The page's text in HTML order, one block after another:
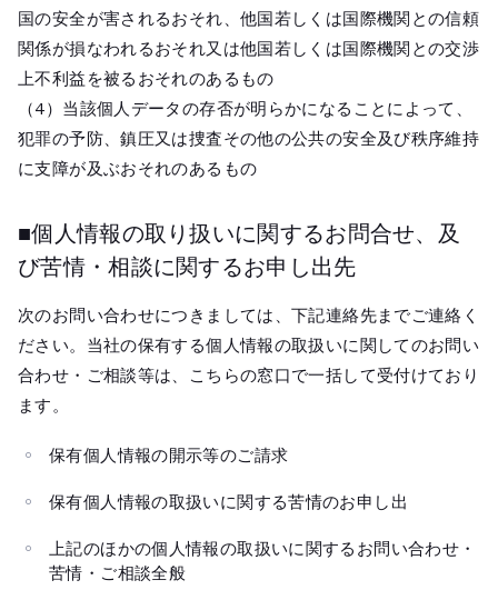
国の安全が害されるおそれ、他国若しくは国際機関との信頼
関係が損なわれるおそれ又は他国若しくは国際機関との交渉
上不利益を被るおそれのあるもの
（4）当該個人データの存否が明らかになることによって、
犯罪の予防、鎮圧又は捜査その他の公共の安全及び秩序維持
に支障が及ぶおそれのあるもの
■個人情報の取り扱いに関するお問合せ、及
び苦情・相談に関するお申し出先
次のお問い合わせにつきましては、下記連絡先までご連絡く
ださい。当社の保有する個人情報の取扱いに関してのお問い
合わせ・ご相談等は、こちらの窓口で一括して受付けており
ます。
保有個人情報の開示等のご請求
保有個人情報の取扱いに関する苦情のお申し出
上記のほかの個人情報の取扱いに関するお問い合わせ・
苦情・ご相談全般